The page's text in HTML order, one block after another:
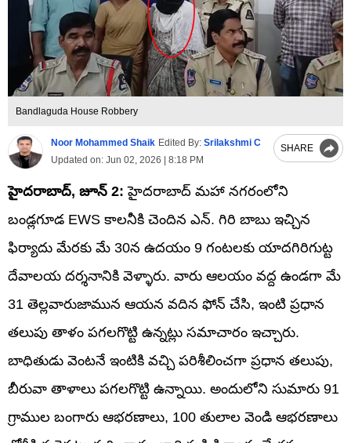
Bandlaguda House Robbery
Noor Mohammed Shaik Edited By: Srilakshmi C
Updated on: Jun 02, 2026 | 8:18 PM
SHARE
హైదరాబాద్, జూన్‌ 2: హైదరాబాద్‌ మహా నగరంలోని
బండ్లగూడ EWS కాలనీకి చెందిన ఎన్. గిరి బాబు ఇచ్చిన
ఫిర్యాదు మేరకు మే 30న ఉదయం 9 గంటలకు యాదగిరిగుట్ట
దేవాలయ దర్శనానికి వెళ్ళారు. వారు ఆలయం వద్ద ఉండగా మే
31 తెల్లవారుజామున ఆయన వదిన ఫోన్ చేసి, ఇంటి ప్రధాన
తలుపు తాళం పగలగొట్టి ఉన్నట్లు సమాచారం ఇచ్చారు.
బాధితుడు వెంటనే ఇంటికి వచ్చి పరిశీలించగా ప్రధాన తలుపు,
బీరువా తాళాలు పగలగొట్టి ఉన్నాయి. అందులోని సుమారు 91
గ్రాముల బంగారు ఆభరణాలు, 100 తులాల వెండి ఆభరణాలు